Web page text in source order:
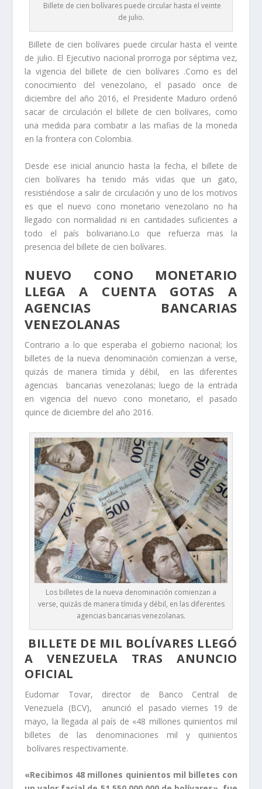
Billete de cien bolívares puede circular hasta el veinte
de julio.
Billete de cien bolívares puede circular hasta el veinte
de julio. El Ejecutivo nacional prorroga por séptima vez,
la vigencia del billete de cien bolívares .Como es del
conocimiento del venezolano, el pasado once de
diciembre del año 2016, el Presidente Maduro ordenó
sacar de circulación el billete de cien bolívares, como
una medida para combatir a las mafias de la moneda
en la frontera con Colombia.
Desde ese inicial anuncio hasta la fecha, el billete de
cien bolívares ha tenido más vidas que un gato,
resistiéndose a salir de circulación y uno de los motivos
es que el nuevo cono monetario venezolano no ha
llegado con normalidad ni en cantidades suficientes a
todo el país bolivariano.Lo que refuerza mas la
presencia del billete de cien bolívares.
NUEVO CONO MONETARIO
LLEGA A CUENTA GOTAS A
AGENCIAS BANCARIAS
VENEZOLANAS
Contrario a lo que esperaba el gobierno nacional; los
billetes de la nueva denominación comienzan a verse,
quizás de manera tímida y débil, en las diferentes
agencias bancarias venezolanas; luego de la entrada
en vigencia del nuevo cono monetario, el pasado
quince de diciembre del año 2016.
Los billetes de la nueva denominación comienzan a
verse, quizás de manera tímida y débil, en las diferentes
agencias bancarias venezolanas.
BILLETE DE MIL BOLÍVARES LLEGÓ
A VENEZUELA TRAS ANUNCIO
OFICIAL
Eudomar Tovar, director de Banco Central de
Venezuela (BCV), anunció el pasado viernes 19 de
mayo, la llegada al país de «48 millones quinientos mil
billetes de las denominaciones mil y quinientos
bolívares respectivamente.
«Recibimos 48 millones quinientos mil billetes con